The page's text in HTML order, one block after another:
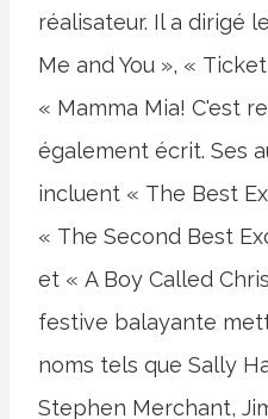
réalisateur. Il a dirigé
Me and You », «
« Mamma Mia! C'est
également écrit. Ses
incluent « The Best
« The Second Best
et « A Boy Called
festive balayante
noms tels que Sally
Stephen Merchant,